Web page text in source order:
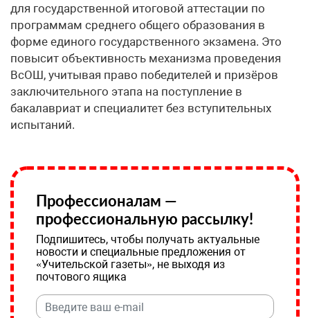
для государственной итоговой аттестации по
программам среднего общего образования в
форме единого государственного экзамена. Это
повысит объективность механизма проведения
ВсОШ, учитывая право победителей и призёров
заключительного этапа на поступление в
бакалавриат и специалитет без вступительных
испытаний.
Профессионалам —
профессиональную рассылку!
Подпишитесь, чтобы получать актуальные
новости и специальные предложения от
«Учительской газеты», не выходя из
почтового ящика